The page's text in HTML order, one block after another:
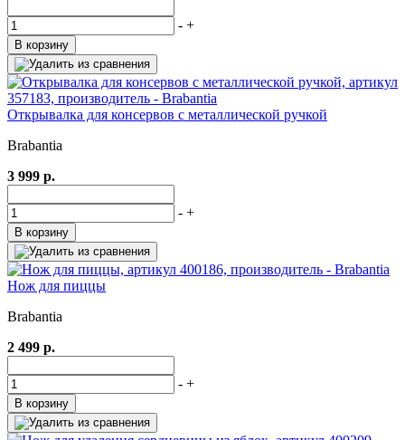
- +
В корзину
Открывалка для консервов с металлической ручкой
Brabantia
3 999 р.
- +
В корзину
Нож для пиццы
Brabantia
2 499 р.
- +
В корзину